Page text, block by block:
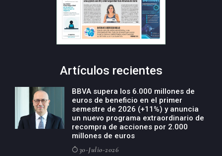
Artículos recientes
BBVA supera los 6.000 millones de
euros de beneficio en el primer
semestre de 2026 (+11%) y anuncia
un nuevo programa extraordinario de
recompra de acciones por 2.000
millones de euros
30-Julio-2026